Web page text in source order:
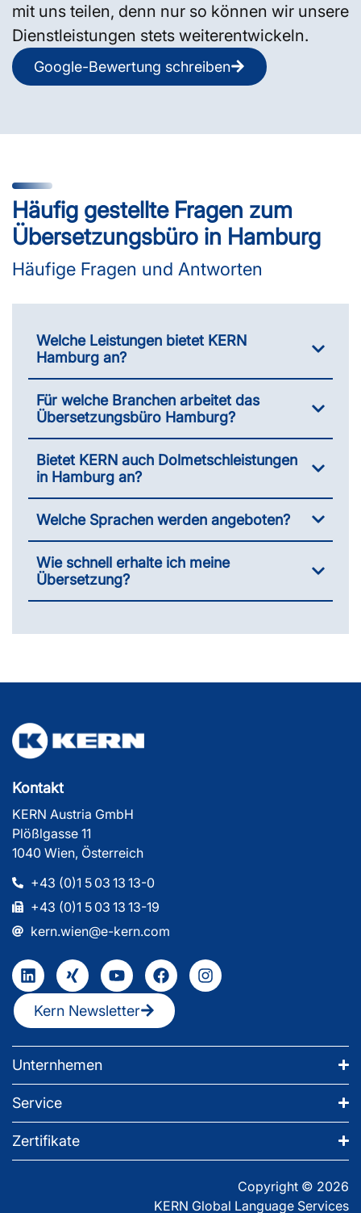
mit uns teilen, denn nur so können wir unsere
Dienstleistungen stets weiterentwickeln.
Google-Bewertung schreiben
Häufig gestellte Fragen zum
Übersetzungsbüro in Hamburg
Häufige Fragen und Antworten
Welche Leistungen bietet KERN
Hamburg an?
Für welche Branchen arbeitet das
Übersetzungsbüro Hamburg?
Bietet KERN auch Dolmetschleistungen
in Hamburg an?
Welche Sprachen werden angeboten?
Wie schnell erhalte ich meine
Übersetzung?
Kontakt
KERN Austria GmbH
Plößlgasse 11
1040 Wien, Österreich
+43 (0)1 5 03 13 13-0
+43 (0)1 5 03 13 13-19
kern.wien@e-kern.com
Kern Newsletter
Unternhemen
Service
Zertifikate
Copyright © 2026
KERN Global Language Services